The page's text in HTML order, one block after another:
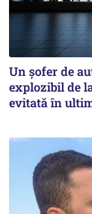
Un șofer de
explozibil de
evitată în